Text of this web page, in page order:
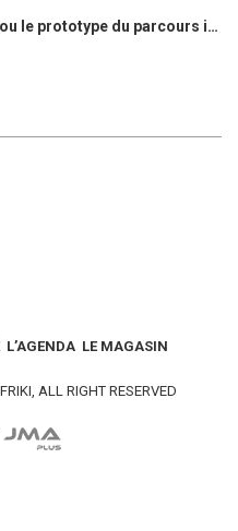
TIFF 2025/ « Christy » ou le prototype du parcours initiatique
L’AGENDA LE MAGASIN
ALL RIGHT RESERVED